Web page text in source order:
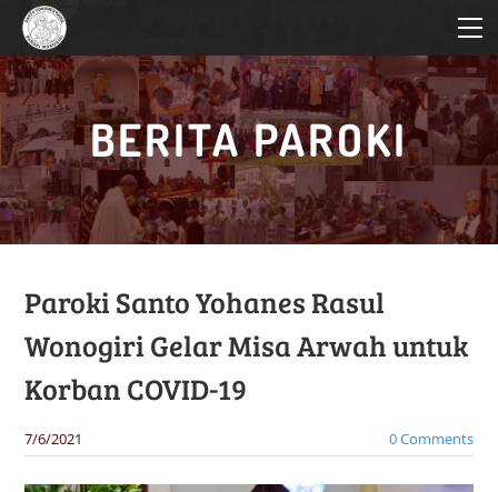
BERITA PAROKI
Paroki Santo Yohanes Rasul
Wonogiri Gelar Misa Arwah untuk
Korban COVID-19
7/6/2021 0 Comments
PROFIL PAROKI
KATEKESE
PELAYANAN
BERITA PAROKI